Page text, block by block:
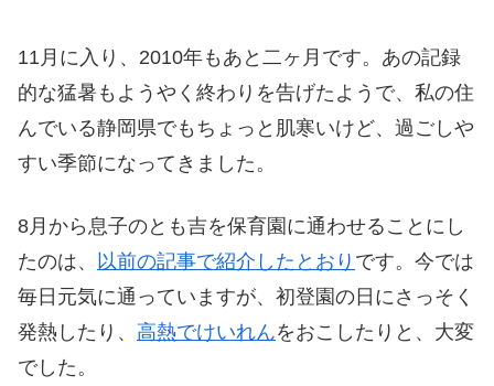
11月に入り、2010年もあと二ヶ月です。あの記録
的な猛暑もようやく終わりを告げたようで、私の住
んでいる静岡県でもちょっと肌寒いけど、過ごしや
すい季節になってきました。
8月から息子のとも吉を保育園に通わせることにし
たのは、
以前の記事で紹介したとおり です。今では
毎日元気に通っていますが、初登園の日にさっそく
発熱したり、 高熱でけいれんをおこしたりと、大変
でした。